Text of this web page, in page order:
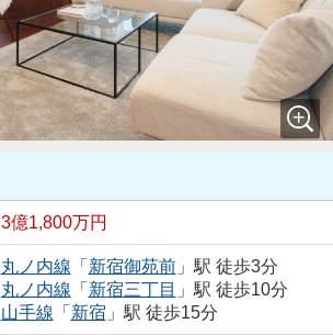
3億1,800万円
丸ノ内線 「 新宿御苑前」駅 徒歩3分
丸ノ内線 「 新宿三丁目 」駅 徒歩10分
山手線 「 新宿 」駅 徒歩15分